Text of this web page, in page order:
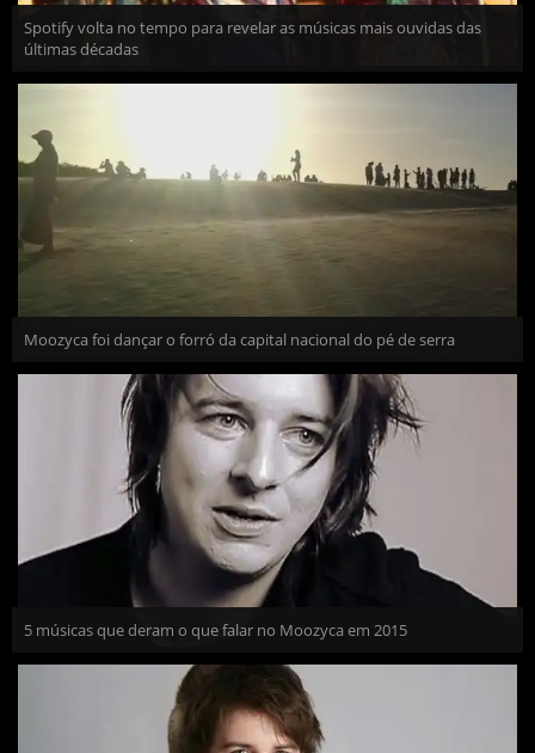
Spotify volta no tempo para revelar as músicas mais ouvidas das
últimas décadas
Moozyca foi dançar o forró da capital nacional do pé de serra
5 músicas que deram o que falar no Moozyca em 2015